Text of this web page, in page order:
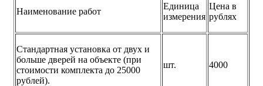
Наименование работ
Единица
измерения
Цена в
рублях
Стандартная установка от двух и
больше дверей на объекте (при
стоимости комплекта до 25000
рублей).
шт. 4000